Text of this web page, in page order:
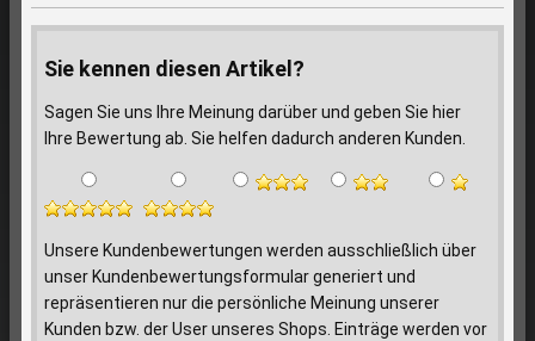
Sie kennen diesen Artikel?
Sagen Sie uns Ihre Meinung darüber und geben Sie hier
Ihre Bewertung ab. Sie helfen dadurch anderen Kunden.
Unsere Kundenbewertungen werden ausschließlich über
unser Kundenbewertungsformular generiert und
repräsentieren nur die persönliche Meinung unserer
Kunden bzw. der User unseres Shops. Einträge werden vor